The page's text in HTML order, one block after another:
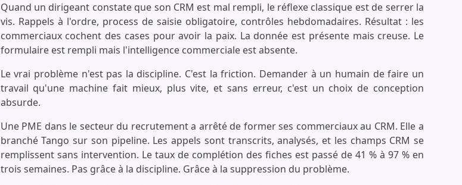
Quand un dirigeant constate que son CRM est mal rempli, le réflexe classique est de serrer la
vis. Rappels à l'ordre, process de saisie obligatoire, contrôles hebdomadaires. Résultat : les
commerciaux cochent des cases pour avoir la paix. La donnée est présente mais creuse. Le
formulaire est rempli mais l'intelligence commerciale est absente.
Le vrai problème n'est pas la discipline. C'est la friction. Demander à un humain de faire un
travail qu'une machine fait mieux, plus vite, et sans erreur, c'est un choix de conception
absurde.
Une PME dans le secteur du recrutement a arrêté de former ses commerciaux au CRM. Elle a
branché Tango sur son pipeline. Les appels sont transcrits, analysés, et les champs CRM se
remplissent sans intervention. Le taux de complétion des fiches est passé de 41 % à 97 % en
trois semaines. Pas grâce à la discipline. Grâce à la suppression du problème.